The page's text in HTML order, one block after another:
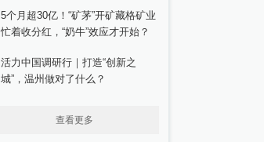
5个月超30亿！“矿茅”开矿藏格矿业
忙着收分红，“奶牛”效应才开始？
活力中国调研行｜打造“创新之
城”，温州做对了什么？
查看更多